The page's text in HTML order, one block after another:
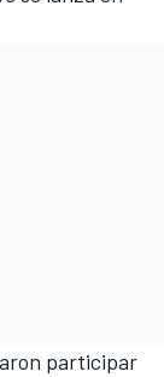
participar